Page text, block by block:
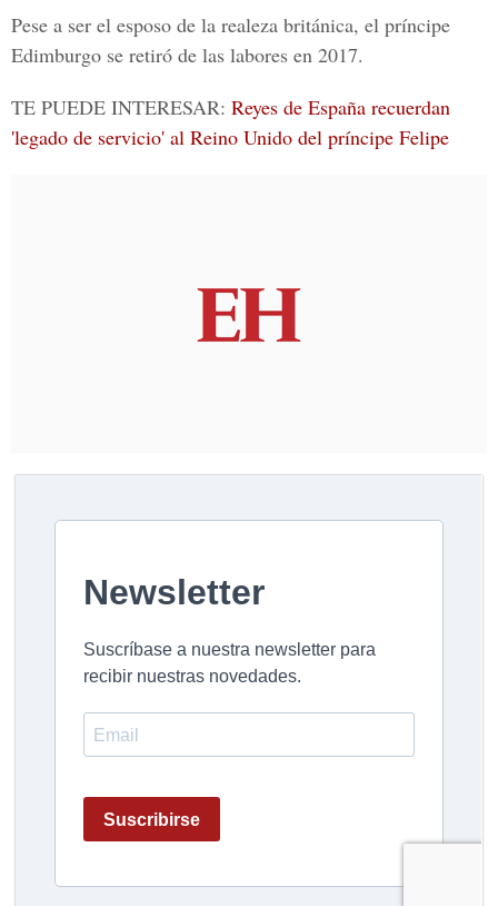
Pese a ser el esposo de la realeza británica, el príncipe
Edimburgo se retiró de las labores en 2017.
TE PUEDE INTERESAR: Reyes de España recuerdan
'legado de servicio' al Reino Unido del príncipe Felipe